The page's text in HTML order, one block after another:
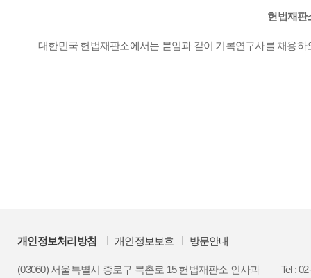
헌법재판
대한민국 헌법재판소에서는 붙임과 같이 기록연구사를 채용
개인정보처리방침 개인정보보호 방문안내
(03060) 서울특별시 종로구 북촌로 15 헌법재판소 인사과
Tel :